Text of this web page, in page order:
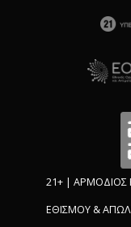
21+ | ΑΡΜΟΔΙΟΣ
ΕΘΙΣΜΟΥ &